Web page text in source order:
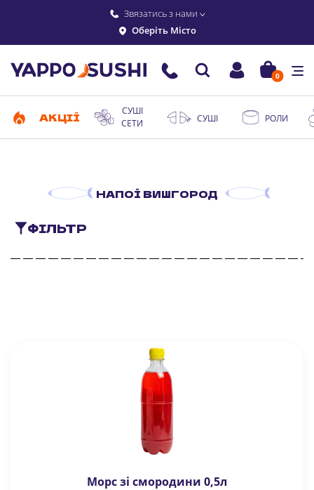
Звязатись з нами
Оберіть Місто
0
АКЦІЇ
СУШІ
СЕТИ
СУШІ РОЛИ
НАПОЇ ВИШГОРОД
ФІЛЬТР
Морс зі смородини 0,5л